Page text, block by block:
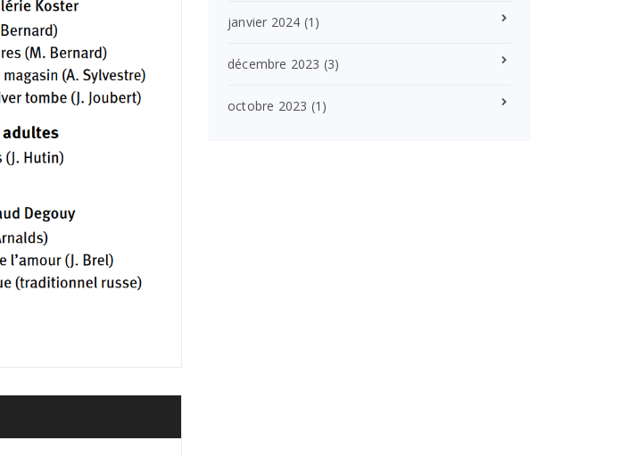
janvier 2024 (1)
décembre 2023 (3)
octobre 2023 (1)